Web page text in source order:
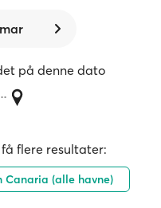
på denne dato
flere resultater:
Canaria (alle havne)